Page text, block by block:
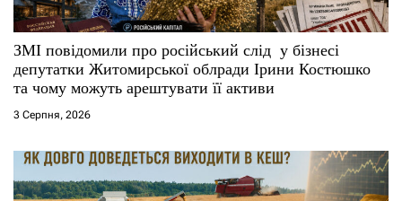
и
с
і
ЗМІ повідомили про російський слід у бізнесі
депутатки Житомирської облради Ірини Костюшко
та чому можуть арештувати її активи
3 Серпня, 2026